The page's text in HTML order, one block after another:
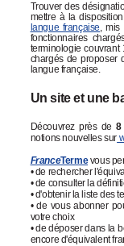
Trouver des
mettre à la
langue française, mis
fonctionnaires
terminologie
chargés de proposer
langue française.
Un site et une
Découvrez près de8
notions nouvelles sur
FranceTermevous
• de rechercher
• de consulter la
• d'obtenir la liste des
• de vous abonner
votre choix
• de déposer dans la
encore d'équivalent